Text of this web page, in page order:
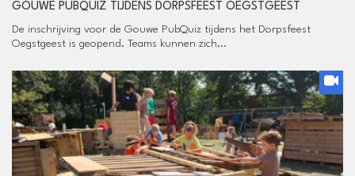
GOUWE PUBQUIZ TIJDENS DORPSFEEST OEGSTGEEST
De inschrijving voor de Gouwe PubQuiz tijdens het Dorpsfeest
Oegstgeest is geopend. Teams kunnen zich...